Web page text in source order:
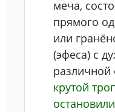
меча,
прямого
или
(эфеса) с
крутой